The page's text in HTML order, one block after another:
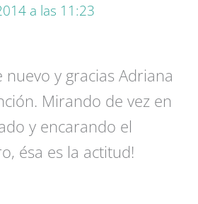
a las 11:23
nuevo y gracias Adriana
Mirando de vez en
y encarando el
ésa es la actitud!